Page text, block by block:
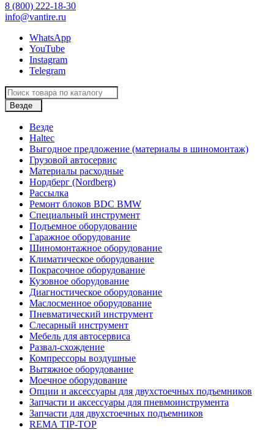
8 (800) 222-18-30
info@vantire.ru
WhatsApp
YouTube
Instagram
Telegram
Везде
Везде
Haltec
Выгодное предложение (материалы в шиномонтаж)
Грузовой автосервис
Материалы расходные
Нордберг (Nordberg)
Рассылка
Ремонт блоков BDC BMW
Специальный инструмент
Подъемное оборудование
Гаражное оборудование
Шиномонтажное оборудование
Климатическое оборудование
Покрасочное оборудование
Кузовное оборудование
Диагностическое оборудование
Маслосменное оборудование
Пневматический инструмент
Слесарный инструмент
Мебель для автосервиса
Развал-схождение
Компрессоры воздушные
Вытяжное оборудование
Моечное оборудование
Опции и аксессуары для двухстоечных подъемников
Запчасти и аксессуары для пневмоинструмента
Запчасти для двухстоечных подъемников
REMA TIP-TOP